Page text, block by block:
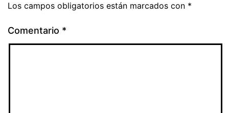
Los campos obligatorios están marcados con *
Comentario *